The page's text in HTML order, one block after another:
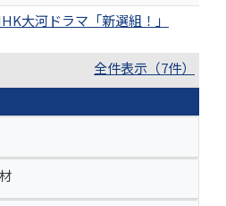
大河ドラマ「新選組！」
全件表示（7件）